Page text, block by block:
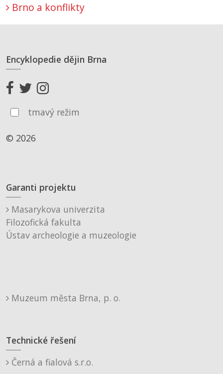
Brno a konflikty
Encyklopedie dějin Brna
tmavý režim
© 2026
Garanti projektu
Masarykova univerzita
Filozofická fakulta
Ústav archeologie a muzeologie
Muzeum města Brna, p. o.
Technické řešení
Černá a fialová s.r.o.